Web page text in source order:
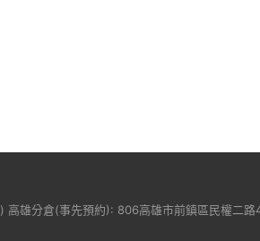
) 高雄分倉(事先預約): 806高雄市前鎮區民權二路